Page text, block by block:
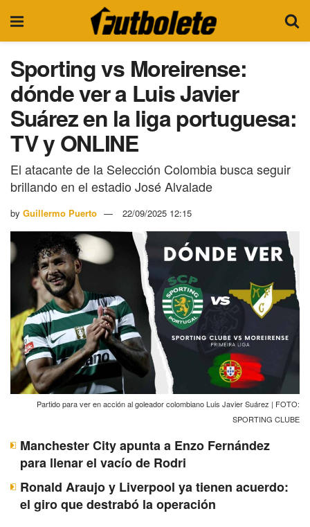
Sporting vs Moreirense:
dónde ver a Luis Javier
Suárez en la liga portuguesa:
TV y ONLINE
El atacante de la Selección Colombia busca seguir
brillando en el estadio José Alvalade
by Guillermo Puerto 22/09/2025 12:15
Partido para ver en acción al goleador colombiano Luis Javier Suárez | FOTO:
SPORTING CLUBE
Manchester City apunta a Enzo Fernández
para llenar el vacío de Rodri
Ronald Araujo y Liverpool ya tienen acuerdo:
el giro que destrabó la operación